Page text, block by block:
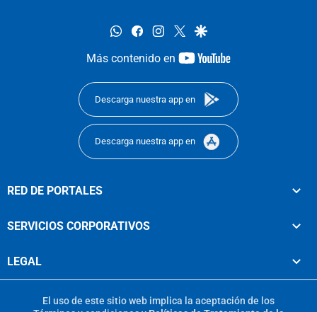
whatsappfacebookinstagram
twittergoogle
Más contenido en
youtube-
Descarga nuestra app en
Descarga nuestra app en
RED DE PORTALES
SERVICIOS CORPORATIVOS
LEGAL
El uso de este sitio web implica la aceptación de los